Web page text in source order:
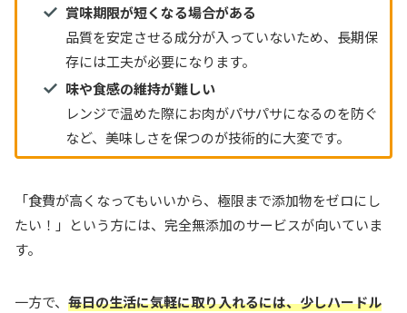
賞味期限が短くなる場合がある
品質を安定させる成分が入っていないため、長期保
存には工夫が必要になります。
味や食感の維持が難しい
レンジで温めた際にお肉がパサパサになるのを防ぐ
など、美味しさを保つのが技術的に大変です。
「食費が高くなってもいいから、極限まで添加物をゼロにし
たい！」という方には、完全無添加のサービスが向いていま
す。
一方で、 毎日の生活に気軽に取り入れるには、少しハードル